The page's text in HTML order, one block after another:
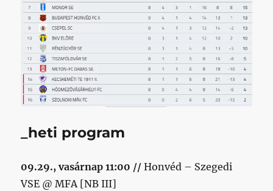
_heti program
09.29., vasárnap 11:00 // Honvéd – Szegedi
VSE @ MFA [NB III]